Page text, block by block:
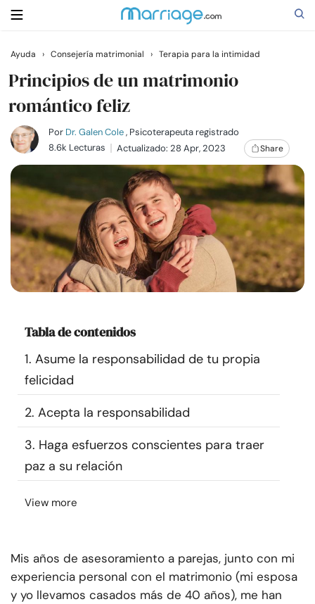
Buscar
Casarse
Relaciones
Familia
Ayuda
Cursos
Recursos
Comunidad
Encuentra un terapeuta
Idioma
Sobre nosotros
Ayuda › Consejería matrimonial › Terapia para la intimidad
Principios de un matrimonio
romántico feliz
Por Dr. Galen Cole, Psicoterapeuta registrado
8.6k Lecturas
Actualizado: 28 Apr, 2023 Share
Tabla de contenidos
1. Asume la responsabilidad de tu propia
felicidad
2. Acepta la responsabilidad
3. Haga esfuerzos conscientes para traer
paz a su relación
View more
Mis años de asesoramiento a parejas, junto con mi
experiencia personal con el matrimonio (mi esposa
y yo llevamos casados más de 40 años), me han